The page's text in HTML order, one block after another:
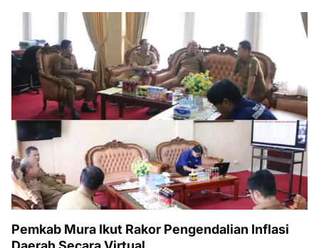
Pemkab Mura Ikut Rakor Pengendalian Inflasi